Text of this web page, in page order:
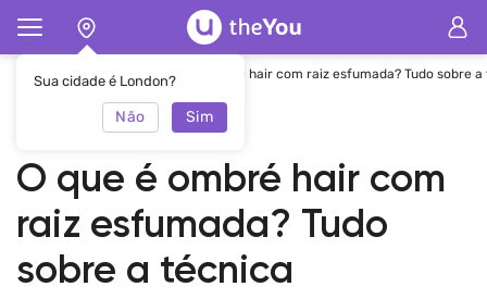
Sua cidade é London?
Não Sim
Principal Revista O que é ombré hair com raiz esfumada? Tudo sobre
theYou Team
O que é ombré hair com
raiz esfumada? Tudo
sobre a técnica